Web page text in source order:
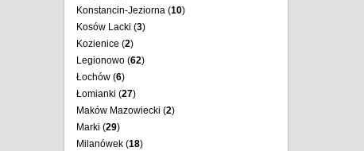
Konstancin-Jeziorna (10)
Kosów Lacki (3)
Kozienice (2)
Legionowo (62)
Łochów (6)
Łomianki (27)
Maków Mazowiecki (2)
Marki (29)
Milanówek (18)